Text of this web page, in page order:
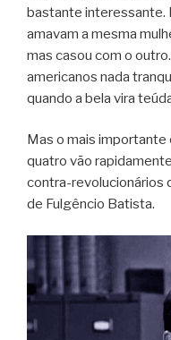
bastante interessante.
amavam a mesma
mas casou com o
americanos nada
quando a bela vira
Mas o mais
quatro vão
contra-revolucionários
de Fulgêncio Batista.